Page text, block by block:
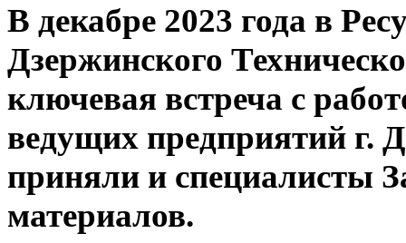
В декабре 2023 года в
Дзержинского
ключевая встреча с
ведущих предприятий г.
приняли и специалисты
материалов.